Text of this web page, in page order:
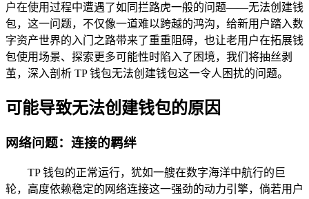
户在使用过程中遭遇了如同拦路虎一般的问题——无法创建钱
包，这一问题，不仅像一道难以跨越的鸿沟，给新用户踏入数
字资产世界的入门之路带来了重重阻碍，也让老用户在拓展钱
包使用场景、探索更多可能性时陷入了困境，我们将抽丝剥
茧，深入剖析 TP 钱包无法创建钱包这一令人困扰的问题。
可能导致无法创建钱包的原因
网络问题：连接的羁绊
TP 钱包的正常运行，犹如一艘在数字海洋中航行的巨
轮，高度依赖稳定的网络连接这一强劲的动力引擎，倘若用户